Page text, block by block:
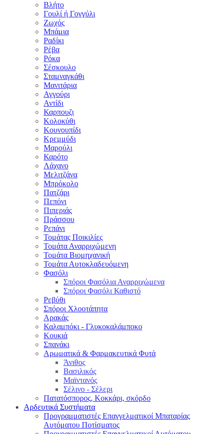
Βλήτο
Γουλί ή Γογγύλι
Ζωχός
Μπάμια
Ραδίκι
Ρέβα
Ρόκα
Σέσκουλο
Σταμναγκάθι
Μανιτάρια
Αγγούρι
Αντίδι
Καρπουζι
Κολοκύθι
Κουνουπίδι
Κρεμμύδι
Μαρούλι
Καρότο
Λάχανο
Μελιτζάνα
Μπρόκολο
Πατζάρι
Πεπόνι
Πιπεριάς
Πράσσου
Ρεπάνι
Τομάτας Ποικιλίες
Τομάτα Αναρριχώμενη
Τομάτα Βιομηχανική
Τομάτα Αυτοκλαδευόμενη
Φασόλι
Σπόροι Φασόλια Αναρριχώμενα
Σπόροι Φασόλι Καθιστό
Ρεβύθι
Σπόροι Χλοοτάπητα
Αρακάς
Καλαμπόκι - Γλυκοκαλάμποκο
Κουκιά
Σπανάκι
Αρωματικά & Φαρμακευτικά Φυτά
Άνιθος
Βασιλικός
Μαϊντανός
Σέλινο - Σέλερι
Πατατόσπορος, Κοκκάρι, σκόρδο
Αρδευτικά Συστήματα
Προγραμματιστές Επαγγελματικοί Μπαταρίας
Αυτόματου Ποτίσματος